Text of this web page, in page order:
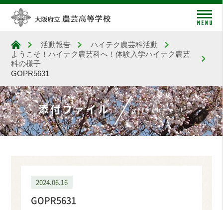
大阪府立農芸高等学校
活動報告
ハイテク農芸科活動
ようこそ！ハイテク農芸科へ！体験入学ハイテク農芸
科の様子
GOPR5631
添付ファイル attachment
2024.06.16
GOPR5631